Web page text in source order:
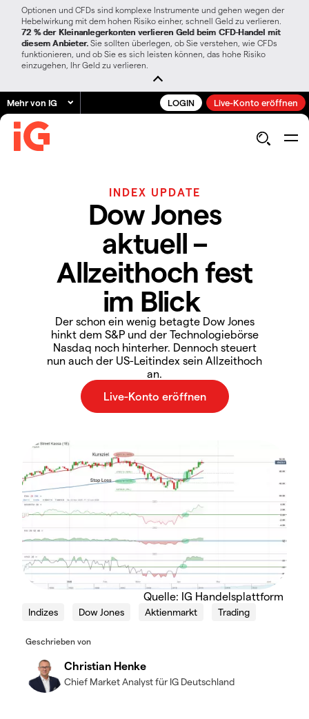
Optionen und CFDs sind komplexe Instrumente und gehen wegen der
Hebelwirkung mit dem hohen Risiko einher, schnell Geld zu verlieren.
72 % der Kleinanlegerkonten verlieren Geld beim CFD-Handel mit
diesem Anbieter. Sie sollten überlegen, ob Sie verstehen, wie CFDs
funktionieren, und ob Sie es sich leisten können, das hohe Risiko
einzugehen, Ihr Geld zu verlieren.
Mehr von IG LOGIN Live-Konto eröffnen
INDEX UPDATE
Dow Jones
aktuell –
Allzeithoch fest
im Blick
Der schon ein wenig betagte Dow Jones
hinkt dem S&P und der Technologiebörse
Nasdaq noch hinterher. Dennoch steuert
nun auch der US-Leitindex sein Allzeithoch
an.
Quelle: IG Handelsplattform
Indizes Dow Jones Aktienmarkt Trading
Geschrieben von
Christian Henke
Chief Market Analyst für IG Deutschland